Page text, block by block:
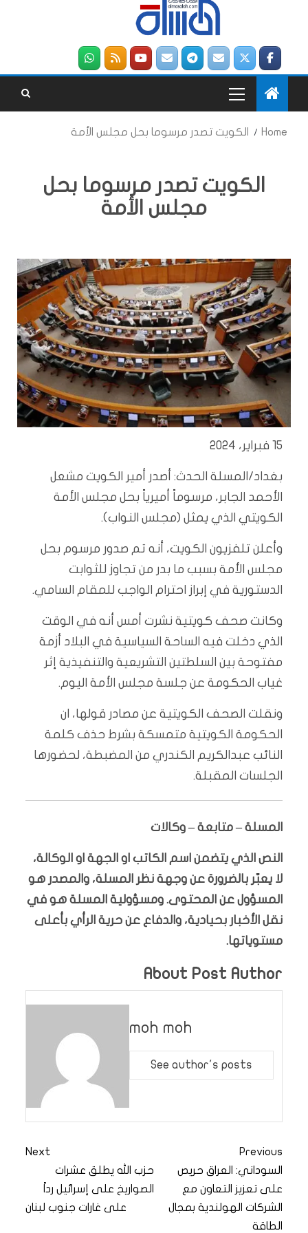
Home الكويت تصدر مرسوما بحل مجلس الأمة
الكويت تصدر مرسوما بحل
مجلس الأمة
15 فبراير، 2024
بغداد/المسلة الحدث: أصدر أمير الكويت مشعل
الأحمد الجابر، مرسوماً أميرياً بحل مجلس الأمة
الكويتي الذي يمثل (مجلس النواب).
وأعلن تلفزيون الكويت، أنه تم صدور مرسوم بحل
مجلس الأمة بسبب ما بدر من تجاوز للثوابت
الدستورية في إبراز احترام الواجب للمقام السامي.
وكانت صحف كويتية نشرت أمس أنه في الوقت
الذي دخلت فيه الساحة السياسية في البلاد أزمة
مفتوحة بين السلطتين التشريعية والتنفيذية إثر
غياب الحكومة عن جلسة مجلس الأمة اليوم.
ونقلت الصحف الكويتية عن مصادر قولها، ان
الحكومة الكويتية متمسكة بشرط حذف كلمة
النائب عبدالكريم الكندري من المضبطة، لحضورها
الجلسات المقبلة.
المسلة – متابعة – وكالات
النص الذي يتضمن اسم الكاتب او الجهة او الوكالة،
لا يعبّر بالضرورة عن وجهة نظر المسلة، والمصدر هو
المسؤول عن المحتوى. ومسؤولية المسلة هو في
نقل الأخبار بحيادية، والدفاع عن حرية الرأي بأعلى
مستوياتها.
About Post Author
moh moh
See author's posts
Previous
السوداني: العراق حريص
على تعزيز التعاون مع
الشركات الهولندية بمجال
الطاقة
Next
حزب الله يطلق عشرات
الصواريخ على إسرائيل رداً
على غارات جنوب لبنان